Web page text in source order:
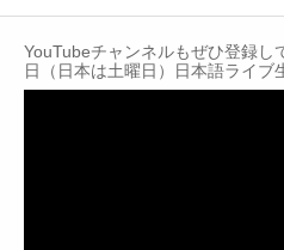
YouTubeチャンネルもぜひ登録し
日（日本は土曜日）日本語ライブ